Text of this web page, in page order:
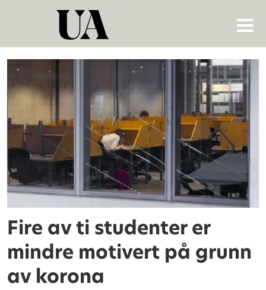
Tag:
koronavirus
Fire av ti studenter er
mindre motivert på grunn
av korona